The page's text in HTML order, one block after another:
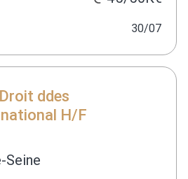
30/07
ddes
H/F
Seine